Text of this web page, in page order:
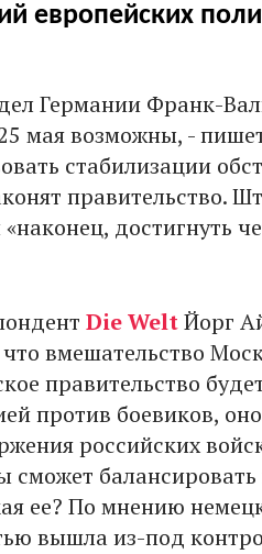
европейских
Германии Франк-
мая возможны, -
стабилизации
правительство.
достигнуть
Die WeltЙорг
вмешательство
правительство
против боевиков,
российских
сможет
ее? По мнению
вышла из-под